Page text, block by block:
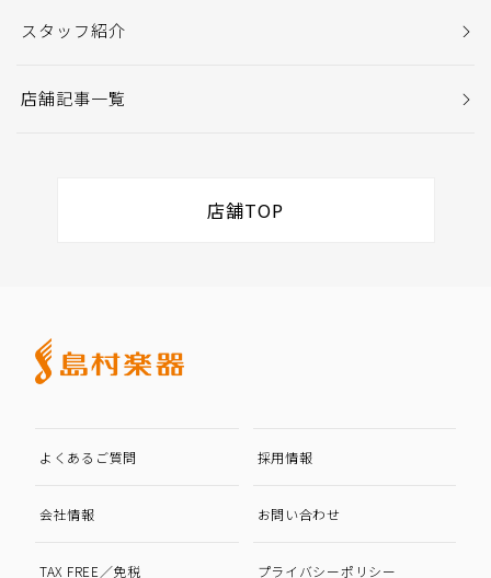
スタッフ紹介
店舗記事一覧
店舗TOP
よくあるご質問 採用情報
会社情報 お問い合わせ
TAX FREE／免税 プライバシーポリシー